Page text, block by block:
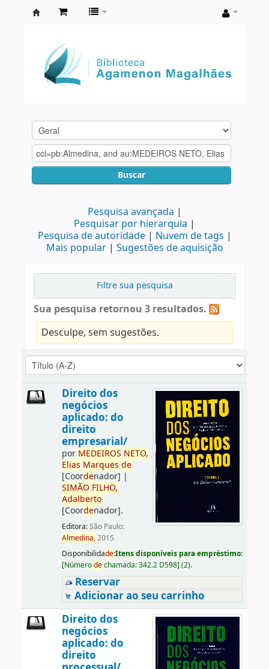
Agamenon
Magalhães
Buscar
Pesquisa avançada
Pesquisar por hierarquia
Pesquisa de autoridade
Nuvem de tags
Mais popular
Sugestões de aquisição
Filtre sua pesquisa
Sua pesquisa retornou 3 resultados.
Desculpe, sem sugestões.
Direito dos
negócios
aplicado: do
direito
empresarial/
por MEDEIROS NETO,
Elias Marques de
[Coordenador] |
SIMÃO FILHO,
Adalberto
[Coordenador].
Editora:São Paulo:
Almedina,2015
Disponibilidade:Itens disponíveis para empréstimo:
[Númerodechamada:342.2 D598] (2).
Reservar
Adicionar ao seu carrinho
Direito dos
negócios
aplicado: do
direito